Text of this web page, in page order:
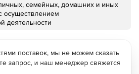
семейных, домашних и иных
осуществлением
деятельности
поставок, мы не можем сказать
запрос, и наш менеджер свяжется